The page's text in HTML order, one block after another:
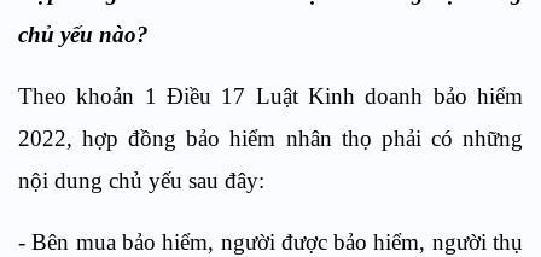
chủ yếu nào?
Theo khoản 1 Điều 17 Luật Kinh doanh bảo hiểm
2022, hợp đồng bảo hiểm nhân thọ phải có những
nội dung chủ yếu sau đây:
- Bên mua bảo hiểm, người được bảo hiểm, người thụ